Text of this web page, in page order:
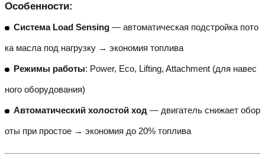
Особенности:
Система Load Sensing — автоматическая подстройка пото
ка масла под нагрузку → экономия топлива
Режимы работы: Power, Eco, Lifting, Attachment (для навес
ного оборудования)
Автоматический холостой ход — двигатель снижает обор
оты при простое → экономия до 20% топлива